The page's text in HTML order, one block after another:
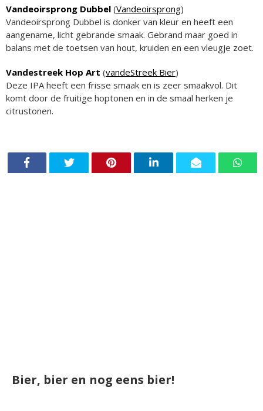
Vandeoirsprong Dubbel (Vandeoirsprong)
Vandeoirsprong Dubbel is donker van kleur en heeft een
aangename, licht gebrande smaak. Gebrand maar goed in
balans met de toetsen van hout, kruiden en een vleugje zoet.
Vandestreek Hop Art (vandeStreek Bier)
Deze IPA heeft een frisse smaak en is zeer smaakvol. Dit
komt door de fruitige hoptonen en in de smaal herken je
citrustonen.
Bier, bier en nog eens bier!